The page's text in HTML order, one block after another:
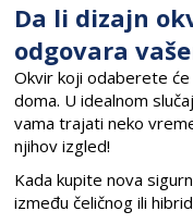
Da li dizajn
odgovara
Okvir koji odaberete
doma. U idealnom
vama trajati neko
njihov izgled!
Kada kupite nova
između čeličnog ili